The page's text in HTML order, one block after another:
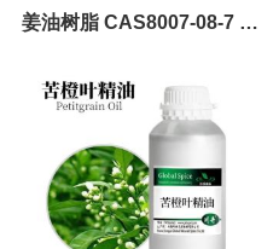
姜油树脂 CAS8007-08-7 日